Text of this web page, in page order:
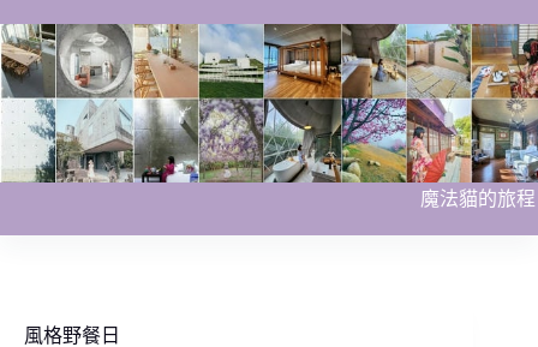
至
主
要
內
容
魔法貓的旅程
風格野餐日